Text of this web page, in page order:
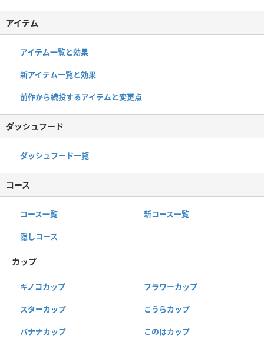
アイテム
アイテム一覧と効果
新アイテム一覧と効果
前作から続投するアイテムと変更点
ダッシュフード
ダッシュフード一覧
コース
コース一覧 新コース一覧
隠しコース
カップ
キノコカップ フラワーカップ
スターカップ こうらカップ
バナナカップ このはカップ